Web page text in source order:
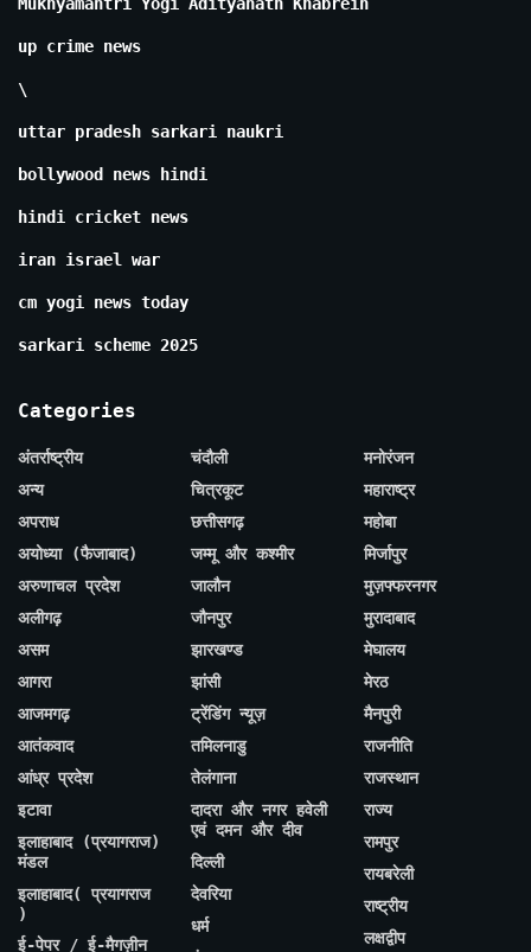
up crime news
\
uttar pradesh sarkari naukri
bollywood news hindi
hindi cricket news
iran israel war
cm yogi news today
sarkari scheme 2025
Categories
अंतर्राष्ट्रीय
अन्य
अपराध
अयोध्या (फैजाबाद)
अरुणाचल प्रदेश
अलीगढ़
असम
आगरा
आजमगढ़
आतंकवाद
आंध्र प्रदेश
इटावा
इलाहाबाद (प्रयागराज)
मंडल
इलाहाबाद( प्रयागराज
)
ई-पेपर / ई-मैगज़ीन
चंदौली
चित्रकूट
छत्तीसगढ़
जम्मू और कश्मीर
जालौन
जौनपुर
झारखण्ड
झांसी
ट्रेंडिंग न्यूज़
तमिलनाडु
तेलंगाना
दादरा और नगर हवेली
एवं दमन और दीव
दिल्ली
देवरिया
धर्म
मनोरंजन
महाराष्ट्र
महोबा
मिर्जापुर
मुज़फ्फरनगर
मुरादाबाद
मेघालय
मेरठ
मैनपुरी
राजनीति
राजस्थान
राज्य
रामपुर
रायबरेली
राष्ट्रीय
लक्षद्वीप